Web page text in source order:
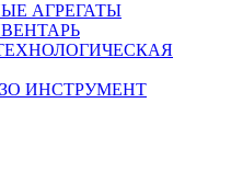
АГРЕГАТЫ
ИНСТРУМЕНТ